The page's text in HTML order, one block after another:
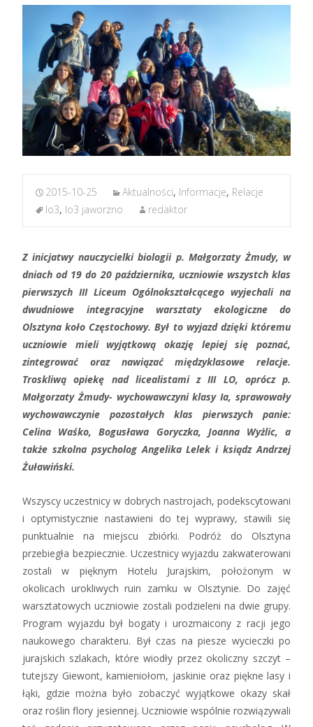
2015-10-25 Aktualności, Informacje, Relacje
lo3, lo3 jaworzno redaktor
Z inicjatwy nauczycielki biologii p. Małgorzaty Żmudy, w
dniach od 19 do 20 października, uczniowie wszystch klas
pierwszych III Liceum Ogólnokształcącego wyjechali na
dwudniowe integracyjne warsztaty ekologiczne do
Olsztyna koło Częstochowy.Był to wyjazd dzięki któremu
uczniowie mieli wyjątkową okazję lepiej się poznać,
zintegrować oraz nawiązać międzyklasowe relacje.
Troskliwą opiekę nad licealistami z III LO, oprócz p.
Małgorzaty Żmudy- wychowawczyni klasy Ia, sprawowały
wychowawczynie pozostałych klas pierwszych panie:
Celina Waśko, Bogusława Goryczka, Joanna Wyżlic, a
także szkolna psycholog Angelika Lelek i ksiądz Andrzej
Żuławiński.
Wszyscy uczestnicy w dobrych nastrojach, podekscytowani
i optymistycznie nastawieni do tej wyprawy, stawili się
punktualnie na miejscu zbiórki. Podróż do Olsztyna
przebiegła bezpiecznie. Uczestnicy wyjazdu zakwaterowani
zostali w pięknym Hotelu Jurajskim, położonym w
okolicach urokliwych ruin zamku w Olsztynie. Do zajęć
warsztatowych uczniowie zostali podzieleni na dwie grupy.
Program wyjazdu był bogaty i urozmaicony z racji jego
naukowego charakteru. Był czas na piesze wycieczki po
jurajskich szlakach, które wiodły przez okoliczny szczyt –
tutejszy Giewont, kamieniołom, jaskinie oraz piękne lasy i
łąki, gdzie można było zobaczyć wyjątkowe okazy skał
oraz roślin flory jesiennej. Uczniowie wspólnie rozwiązywali